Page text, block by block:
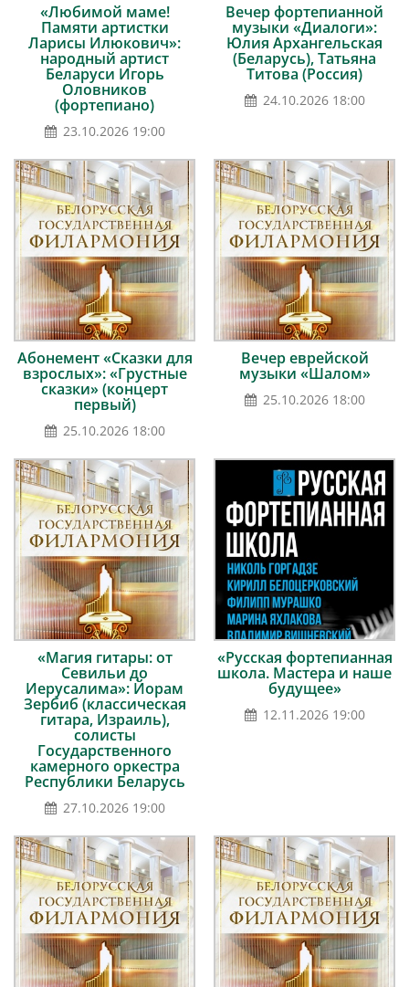
«Любимой маме!
Памяти артистки
Ларисы Илюкович»:
народный артист
Беларуси Игорь
Оловников
(фортепиано)
23.10.2026 19:00
Вечер фортепианной
музыки «Диалоги»:
Юлия Архангельская
(Беларусь), Татьяна
Титова (Россия)
24.10.2026 18:00
Абонемент «Сказки для
взрослых»: «Грустные
сказки» (концерт
первый)
25.10.2026 18:00
Вечер еврейской
музыки «Шалом»
25.10.2026 18:00
«Магия гитары: от
Севильи до
Иерусалима»: Йорам
Зербиб (классическая
гитара, Израиль),
солисты
Государственного
камерного оркестра
Республики Беларусь
27.10.2026 19:00
«Русская фортепианная
школа. Мастера и наше
будущее»
12.11.2026 19:00